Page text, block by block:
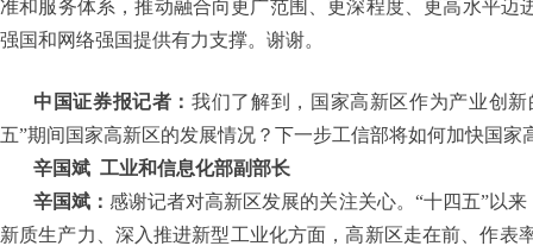
准和服务体系，推动融合向更广范围、更深程度、更高水平迈
强国和网络强国提供有力支撑。谢谢。
中国证券报记者：我们了解到，国家高新区作为产业创
五”期间国家高新区的发展情况？下一步工信部将如何加快国家
辛国斌 工业和信息化部副部长
辛国斌： 感谢记者对高新区发展的关注关心。“十四五”以
新质生产力、深入推进新型工业化方面，高新区走在前、作表